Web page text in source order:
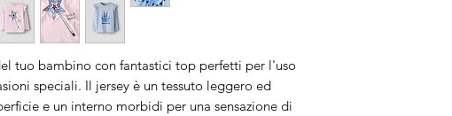
tuo bambino con fantastici top perfetti per l'uso
speciali. Il jersey è un tessuto leggero ed
e un interno morbidi per una sensazione di